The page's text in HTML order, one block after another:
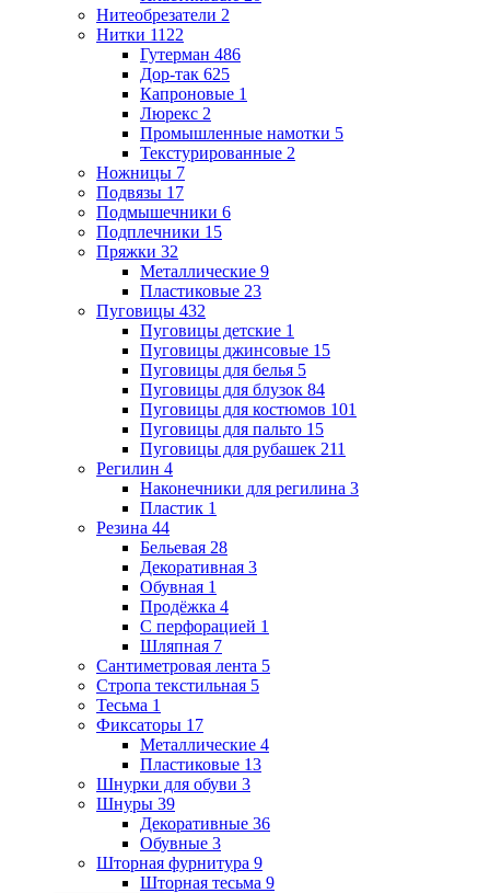
Нитеобрезатели 2
Нитки 1122
Гутерман 486
Дор-так 625
Капроновые 1
Люрекс 2
Промышленные намотки 5
Текстурированные 2
Ножницы 7
Подвязы 17
Подмышечники 6
Подплечники 15
Пряжки 32
Металлические 9
Пластиковые 23
Пуговицы 432
Пуговицы детские 1
Пуговицы джинсовые 15
Пуговицы для белья 5
Пуговицы для блузок 84
Пуговицы для костюмов 101
Пуговицы для пальто 15
Пуговицы для рубашек 211
Регилин 4
Наконечники для регилина 3
Пластик 1
Резина 44
Бельевая 28
Декоративная 3
Обувная 1
Продёжка 4
С перфорацией 1
Шляпная 7
Сантиметровая лента 5
Стропа текстильная 5
Тесьма 1
Фиксаторы 17
Металлические 4
Пластиковые 13
Шнурки для обуви 3
Шнуры 39
Декоративные 36
Обувные 3
Шторная фурнитура 9
Шторная тесьма 9